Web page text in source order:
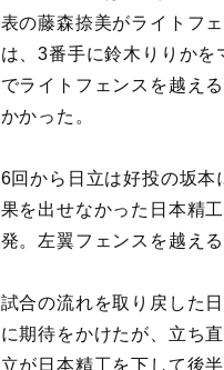
表の藤森捺美がライトフ
は、3番手に鈴木りりか
でライトフェンスを越え
かかった。
6回から日立は好投の坂
果を出せなかった日本精
発。左翼フェンスを越え
試合の流れを取り戻した
に期待をかけたが、立ち
立が日本精工を下して後